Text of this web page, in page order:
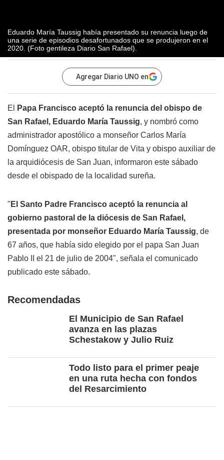
Eduardo María Taussig había presentado su renuncia luego de
una serie de episodios desafortunados que se produjeron en el
2020. (Foto gentileza Diario San Rafael).
Agregar Diario UNO en
El Papa Francisco aceptó la renuncia del obispo de
San Rafael, Eduardo María Taussig, y nombró como
administrador apostólico a monseñor Carlos María
Domínguez OAR, obispo titular de Vita y obispo auxiliar de
la arquidiócesis de San Juan, informaron este sábado
desde el obispado de la localidad sureña.
" El Santo Padre Francisco aceptó la renuncia al
gobierno pastoral de la diócesis de San Rafael,
presentada por monseñor Eduardo María Taussig, de
67 años, que había sido elegido por el papa San Juan
Pablo II el 21 de julio de 2004", señala el comunicado
publicado este sábado.
Recomendadas
El Municipio de San Rafael
avanza en las plazas
Schestakow y Julio Ruiz
Todo listo para el primer peaje
en una ruta hecha con fondos
del Resarcimiento